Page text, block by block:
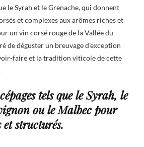
le Syrah et le Grenache, qui donnent
et complexes aux arômes riches et
un vin corsé rouge de la Vallée du
de déguster un breuvage d’exception
faire et la tradition viticole de cette
tels que le Syrah, le
ou le Malbec pour
et structurés.